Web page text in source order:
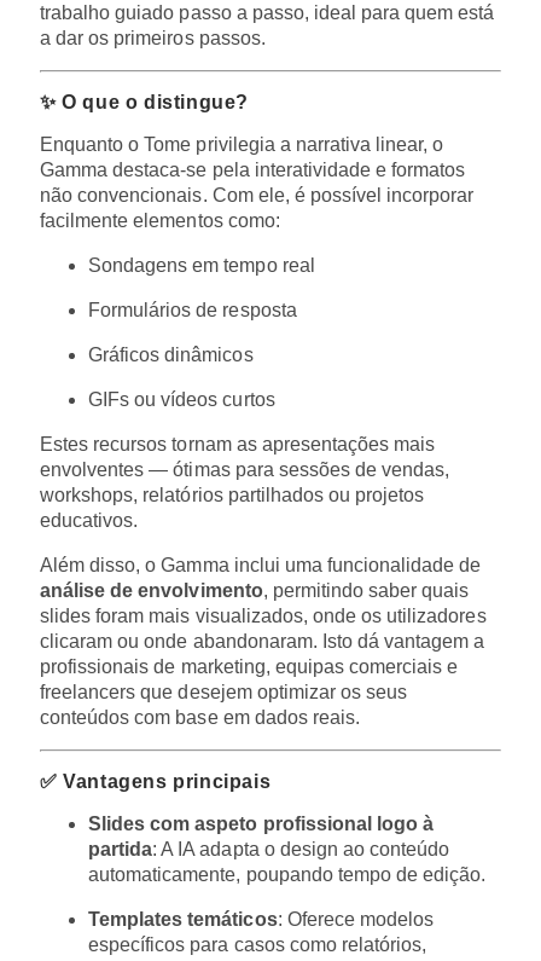
trabalho guiado passo a passo, ideal para quem está
a dar os primeiros passos.
✨ O que o distingue?
Enquanto o Tome privilegia a narrativa linear, o
Gamma destaca-se pela interatividade e formatos
não convencionais. Com ele, é possível incorporar
facilmente elementos como:
Sondagens em tempo real
Formulários de resposta
Gráficos dinâmicos
GIFs ou vídeos curtos
Estes recursos tornam as apresentações mais
envolventes — ótimas para sessões de vendas,
workshops, relatórios partilhados ou projetos
educativos.
Além disso, o Gamma inclui uma funcionalidade de
análise de envolvimento, permitindo saber quais
slides foram mais visualizados, onde os utilizadores
clicaram ou onde abandonaram. Isto dá vantagem a
profissionais de marketing, equipas comerciais e
freelancers que desejem optimizar os seus
conteúdos com base em dados reais.
✅ Vantagens principais
Slides com aspeto profissional logo à
partida: A IA adapta o design ao conteúdo
automaticamente, poupando tempo de edição.
Templates temáticos: Oferece modelos
específicos para casos como relatórios,